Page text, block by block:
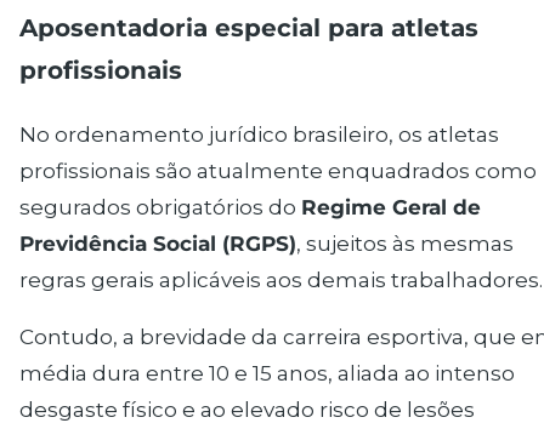
Aposentadoria especial para atletas
profissionais
No ordenamento jurídico brasileiro, os atletas
profissionais são atualmente enquadrados como
segurados obrigatórios do Regime Geral de
Previdência Social (RGPS), sujeitos às mesmas
regras gerais aplicáveis aos demais trabalhadores.
Contudo, a brevidade da carreira esportiva, que
média dura entre 10 e 15 anos, aliada ao intenso
desgaste físico e ao elevado risco de lesões